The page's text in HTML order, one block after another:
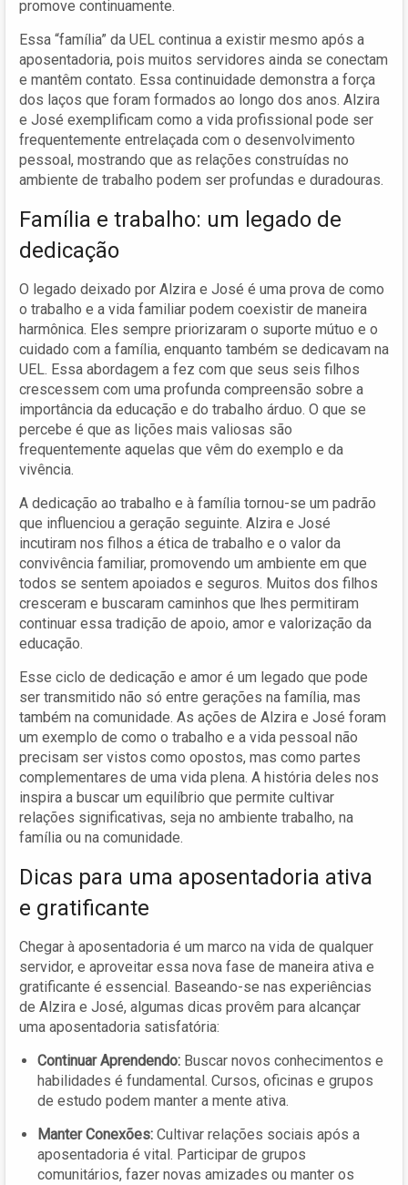
promove continuamente.
Essa “família” da UEL continua a existir mesmo após a
aposentadoria, pois muitos servidores ainda se conectam
e mantêm contato. Essa continuidade demonstra a força
dos laços que foram formados ao longo dos anos. Alzira
e José exemplificam como a vida profissional pode ser
frequentemente entrelaçada com o desenvolvimento
pessoal, mostrando que as relações construídas no
ambiente de trabalho podem ser profundas e duradouras.
Família e trabalho: um legado de
dedicação
O legado deixado por Alzira e José é uma prova de como
o trabalho e a vida familiar podem coexistir de maneira
harmônica. Eles sempre priorizaram o suporte mútuo e o
cuidado com a família, enquanto também se dedicavam na
UEL. Essa abordagem a fez com que seus seis filhos
crescessem com uma profunda compreensão sobre a
importância da educação e do trabalho árduo. O que se
percebe é que as lições mais valiosas são
frequentemente aquelas que vêm do exemplo e da
vivência.
A dedicação ao trabalho e à família tornou-se um padrão
que influenciou a geração seguinte. Alzira e José
incutiram nos filhos a ética de trabalho e o valor da
convivência familiar, promovendo um ambiente em que
todos se sentem apoiados e seguros. Muitos dos filhos
cresceram e buscaram caminhos que lhes permitiram
continuar essa tradição de apoio, amor e valorização da
educação.
Esse ciclo de dedicação e amor é um legado que pode
ser transmitido não só entre gerações na família, mas
também na comunidade. As ações de Alzira e José foram
um exemplo de como o trabalho e a vida pessoal não
precisam ser vistos como opostos, mas como partes
complementares de uma vida plena. A história deles nos
inspira a buscar um equilíbrio que permite cultivar
relações significativas, seja no ambiente trabalho, na
família ou na comunidade.
Dicas para uma aposentadoria ativa
e gratificante
Chegar à aposentadoria é um marco na vida de qualquer
servidor, e aproveitar essa nova fase de maneira ativa e
gratificante é essencial. Baseando-se nas experiências
de Alzira e José, algumas dicas provêm para alcançar
uma aposentadoria satisfatória:
Continuar Aprendendo: Buscar novos conhecimentos e
habilidades é fundamental. Cursos, oficinas e grupos
de estudo podem manter a mente ativa.
Manter Conexões: Cultivar relações sociais após a
aposentadoria é vital. Participar de grupos
comunitários, fazer novas amizades ou manter os